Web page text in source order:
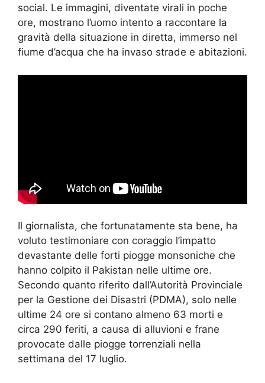
social. Le immagini, diventate virali in poche
ore, mostrano l’uomo intento a raccontare la
gravità della situazione in diretta, immerso nel
fiume d’acqua che ha invaso strade e abitazioni.
Il giornalista, che fortunatamente sta bene, ha
voluto testimoniare con coraggio l’impatto
devastante delle forti piogge monsoniche che
hanno colpito il Pakistan nelle ultime ore.
Secondo quanto riferito dall’Autorità Provinciale
per la Gestione dei Disastri (PDMA), solo nelle
ultime 24 ore si contano almeno 63 morti e
circa 290 feriti, a causa di alluvioni e frane
provocate dalle piogge torrenziali nella
settimana del 17 luglio.